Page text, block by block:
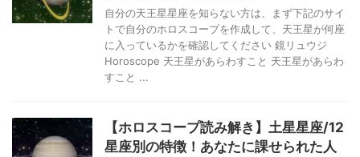
自分の天王星星座を知らない方は、まず下記のサイ
トで自分のホロスコープを作成して、天王星が何座
に入っているかを確認してください 鏡リュウジ
Horoscope 天王星があらわすこと 天王星があらわ
すこと ...
【ホロスコープ読み解き】土星星座/12
星座別の特徴！あなたに課せられた人